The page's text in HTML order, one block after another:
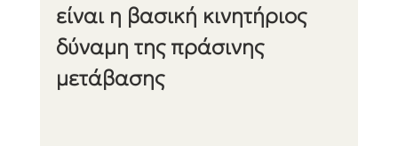
είναι η βασική κινητήριος
δύναμη της πράσινης
μετάβασης